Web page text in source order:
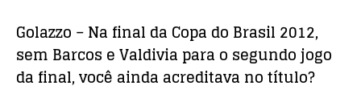
Golazzo – Na final da Copa do Brasil 2012,
sem Barcos e Valdivia para o segundo jogo
da final, você ainda acreditava no título?